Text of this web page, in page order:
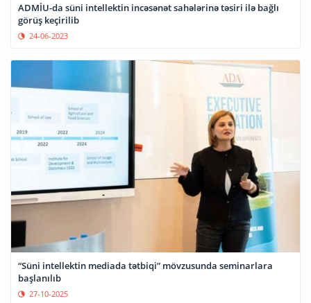
ADMİU-da süni intellektin incəsənət sahələrinə təsiri ilə bağlı
görüş keçirilib
24-06-2023
“Süni intellektin mediada tətbiqi” mövzusunda seminarlara
başlanılıb
27-10-2025